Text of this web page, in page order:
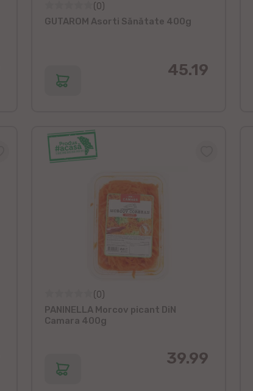
(0)
GUTAROM Asorti Sănătate 400g
45.19
(0)
PANINELLA Morcov picant DiN
Camara 400g
39.99